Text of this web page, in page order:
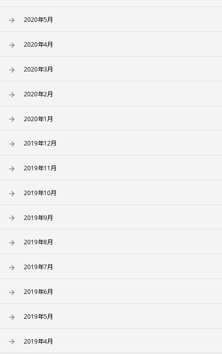
2020年5月
2020年4月
2020年3月
2020年2月
2020年1月
2019年12月
2019年11月
2019年10月
2019年9月
2019年8月
2019年7月
2019年6月
2019年5月
2019年4月